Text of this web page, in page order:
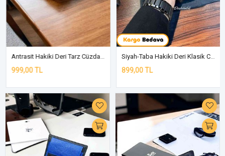
Antrasit Hakiki Deri Tarz Cüzdan 595C
999,00 TL
Siyah-Taba Hakiki Deri Klasik Cüzdan DD02
899,00 TL